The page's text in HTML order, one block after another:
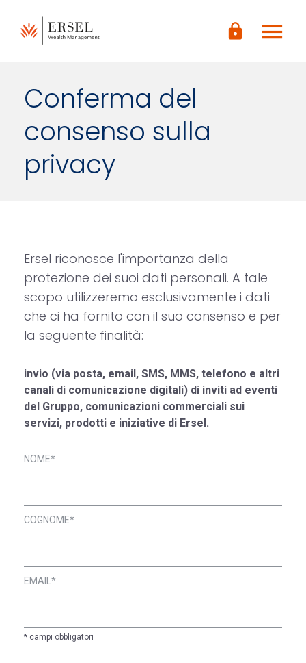
CONTENUTO
PRINCIPALE
PAGINA
lock menu
Conferma del
consenso sulla
privacy
Ersel riconosce l'importanza della
protezione dei suoi dati personali. A tale
scopo utilizzeremo esclusivamente i dati
che ci ha fornito con il suo consenso e per
la seguente finalità:
invio (via posta, email, SMS, MMS, telefono e altri
canali di comunicazione digitali) di inviti ad eventi
del Gruppo, comunicazioni commerciali sui
servizi, prodotti e iniziative di Ersel.
NOME*
COGNOME*
EMAIL*
* campi obbligatori